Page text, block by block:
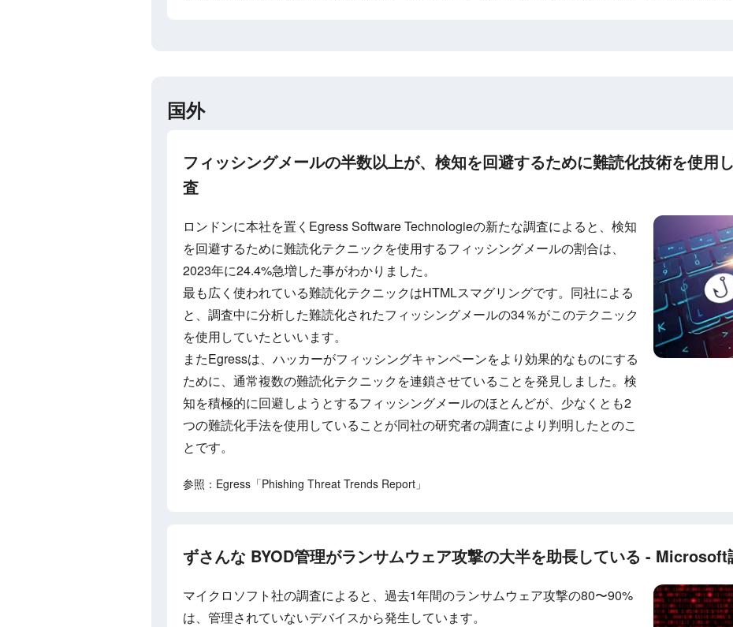
国外
フィッシングメールの半数以上が、検知を回避するために難読化技術を使用
査
ロンドンに本社を置くEgress Software Technologieの新たな調査によると、検知
を回避するために難読化テクニックを使用するフィッシングメールの割合は、
2023年に24.4%急増した事がわかりました。
最も広く使われている難読化テクニックはHTMLスマグリングです。同社による
と、調査中に分析した難読化されたフィッシングメールの34％がこのテクニック
を使用していたといいます。
またEgressは、ハッカーがフィッシングキャンペーンをより効果的なものにする
ために、通常複数の難読化テクニックを連鎖させていることを発見しました。検
知を積極的に回避しようとするフィッシングメールのほとんどが、少なくとも2
つの難読化手法を使用していることが同社の研究者の調査により判明したとのこ
とです。
参照：Egress「Phishing Threat Trends Report」
ずさんな BYOD管理がランサムウェア攻撃の大半を助長している - Microsoft
マイクロソフト社の調査によると、過去1年間のランサムウェア攻撃の80〜90%
は、管理されていないデバイスから発生しています。